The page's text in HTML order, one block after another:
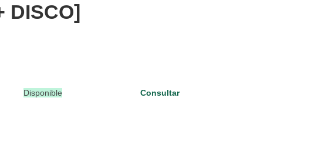
DISCO]
Disponible Consultar